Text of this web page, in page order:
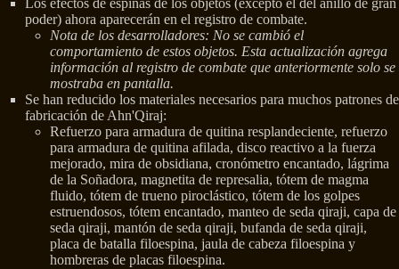
Los efectos de espinas de los objetos (excepto el del anillo de gran
poder) ahora aparecerán en el registro de combate.
Nota de los desarrolladores: No se cambió el
comportamiento de estos objetos. Esta actualización agrega
información al registro de combate que anteriormente solo se
mostraba en pantalla.
Se han reducido los materiales necesarios para muchos patrones de
fabricación de Ahn'Qiraj:
Refuerzo para armadura de quitina resplandeciente, refuerzo
para armadura de quitina afilada, disco reactivo a la fuerza
mejorado, mira de obsidiana, cronómetro encantado, lágrima
de la Soñadora, magnetita de represalia, tótem de magma
fluido, tótem de trueno piroclástico, tótem de los golpes
estruendosos, tótem encantado, manteo de seda qiraji, capa de
seda qiraji, mantón de seda qiraji, bufanda de seda qiraji,
placa de batalla filoespina, jaula de cabeza filoespina y
hombreras de placas filoespina.